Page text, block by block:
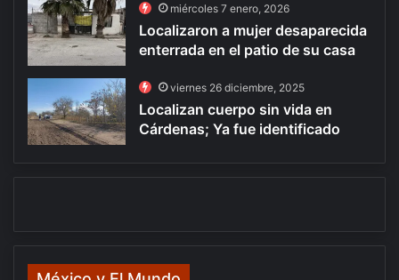
miércoles 7 enero, 2026
Localizaron a mujer desaparecida
enterrada en el patio de su casa
viernes 26 diciembre, 2025
Localizan cuerpo sin vida en
Cárdenas; Ya fue identificado